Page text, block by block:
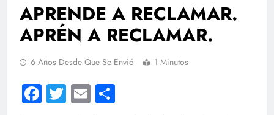
APRENDE A RECLAMAR.
APRÉN A RECLAMAR.
6 Años Desde Que Se Envió 1 Minutos
Facebook
Twitter
Email